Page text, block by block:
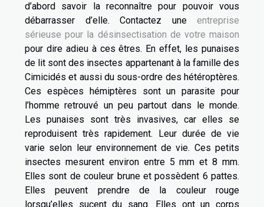
d’abord savoir la reconnaître pour pouvoir vous
débarrasser d’elle. Contactez une entreprise
sérieuse pour la désinsectisation de votre maison
pour dire adieu à ces êtres. En effet, les punaises
de lit sont des insectes appartenant à la famille des
Cimicidés et aussi du sous-ordre des hétéroptères.
Ces espèces hémiptères sont un parasite pour
l’homme retrouvé un peu partout dans le monde.
Les punaises sont très invasives, car elles se
reproduisent très rapidement. Leur durée de vie
varie selon leur environnement de vie. Ces petits
insectes mesurent environ entre 5 mm et 8 mm.
Elles sont de couleur brune et possèdent 6 pattes.
Elles peuvent prendre de la couleur rouge
lorsqu’elles sucent du sang. Elles ont un corps